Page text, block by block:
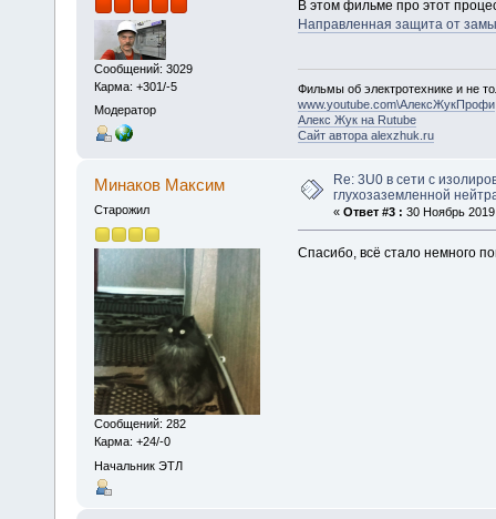
Сообщений: 3029
Карма: +301/-5
Модератор
В этом фильме про этот
Направленная защита от
Фильмы об электротехнике и не
www.youtube.com\АлексЖукПрофи
Алекс Жук на Rutube
Сайт автора alexzhuk.ru
Минаков Максим
Старожил
Сообщений: 282
Карма: +24/-0
Начальник ЭТЛ
Re: 3U0 в сети с
глухозаземленной
« Ответ #3 : 30 Ноябрь
Спасибо, всё стало немного